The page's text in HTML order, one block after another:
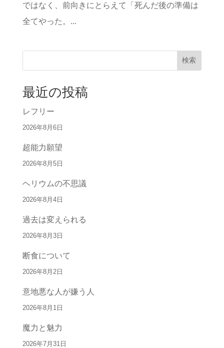
ではなく、前向きにとらえて「死んだ後の準備は
全てやった。...
検索
最近の投稿
レフリー
2026年8月6日
超能力願望
2026年8月5日
ヘリウムの不思議
2026年8月4日
過去は変えられる
2026年8月3日
断食について
2026年8月2日
意地悪な人が嫌う人
2026年8月1日
魔力と魅力
2026年7月31日